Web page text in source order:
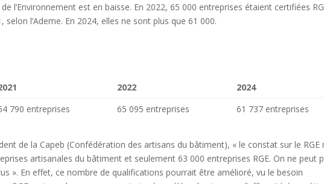
l’Environnement est en baisse. En 2022, 65 000 entreprises étaient certifiées
l’Ademe. En 2024, elles ne sont plus que 61 000.
2022
2024
790 entreprises 65 095 entreprises 61 737 entreprises
de la Capeb (Confédération des artisans du bâtiment), « le constat sur le RGE
artisanales du bâtiment et seulement 63 000 entreprises RGE. On ne peut
». En effet, ce nombre de qualifications pourrait être amélioré, vu le besoin